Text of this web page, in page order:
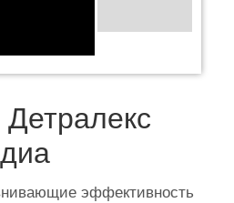
эффективность